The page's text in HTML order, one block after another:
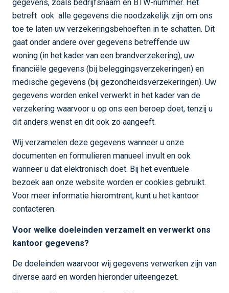
gegevens, zoals bedrijfsnaam en BTW-nummer. Het
betreft ook alle gegevens die noodzakelijk zijn om ons
toe te laten uw verzekeringsbehoeften in te schatten. Dit
gaat onder andere over gegevens betreffende uw
woning (in het kader van een brandverzekering), uw
financiële gegevens (bij beleggingsverzekeringen) en
medische gegevens (bij gezondheidsverzekeringen). Uw
gegevens worden enkel verwerkt in het kader van de
verzekering waarvoor u op ons een beroep doet, tenzij u
dit anders wenst en dit ook zo aangeeft.
Wij verzamelen deze gegevens wanneer u onze
documenten en formulieren manueel invult en ook
wanneer u dat elektronisch doet. Bij het eventuele
bezoek aan onze website worden er cookies gebruikt.
Voor meer informatie hieromtrent, kunt u het kantoor
contacteren.
Voor welke doeleinden verzamelt en verwerkt ons
kantoor gegevens?
De doeleinden waarvoor wij gegevens verwerken zijn van
diverse aard en worden hieronder uiteengezet.